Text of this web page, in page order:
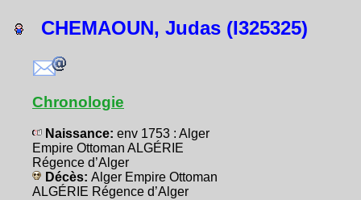
CHEMAOUN, Judas (I325325)
Chronologie
Naissance: env 1753 : Alger
Empire Ottoman ALGÉRIE
Régence d’Alger
Décès: Alger Empire Ottoman
ALGÉRIE Régence d’Alger